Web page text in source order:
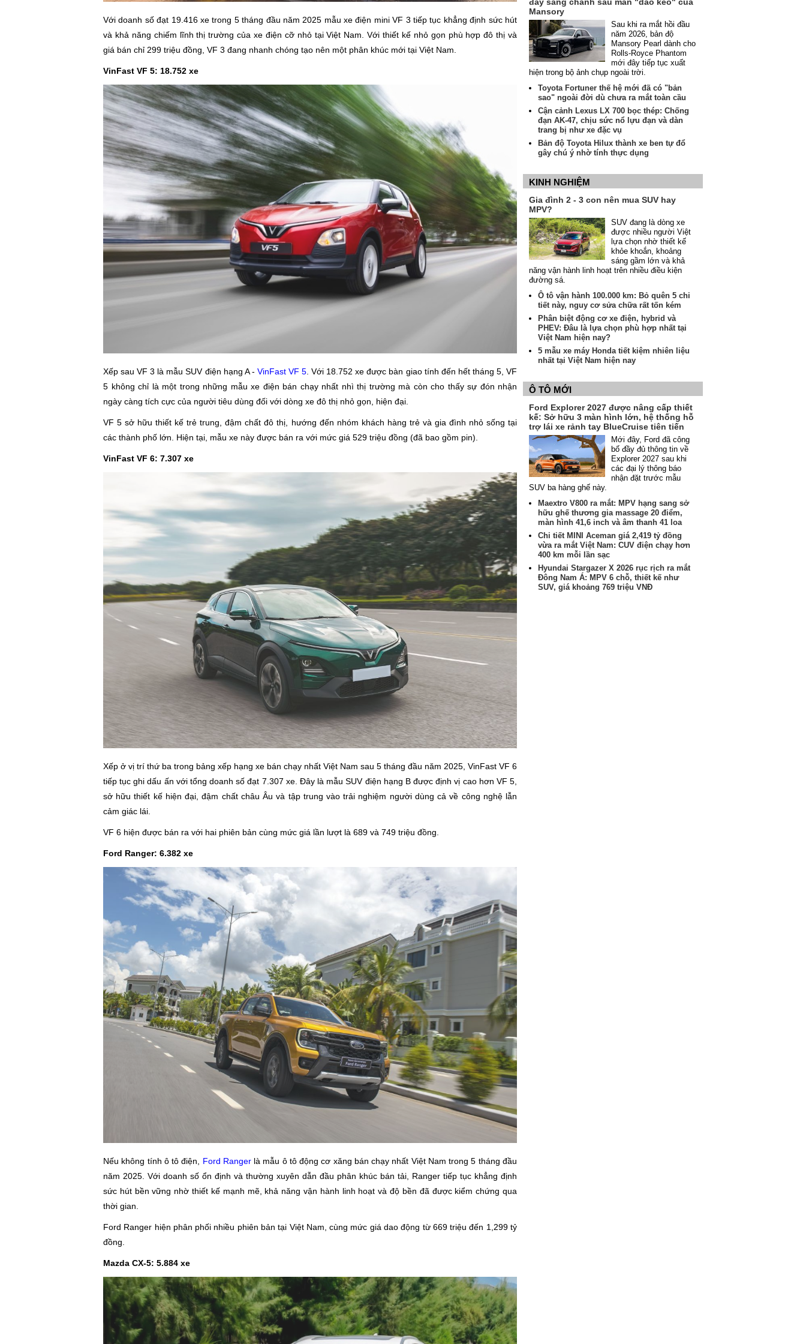
Với doanh số đạt 19.416 xe trong 5 tháng đầu năm 2025 mẫu xe điện mini VF 3 tiếp tục khẳng định sức hút
và khả năng chiếm lĩnh thị trường của xe điện cỡ nhỏ tại Việt Nam. Với thiết kế nhỏ gọn phù hợp đô thị và
giá bán chỉ 299 triệu đồng, VF 3 đang nhanh chóng tạo nên một phân khúc mới tại Việt Nam.
VinFast VF 5: 18.752 xe
Xếp sau VF 3 là mẫu SUV điện hạng A - VinFast VF 5. Với 18.752 xe được bàn giao tính đến hết tháng 5, VF
5 không chỉ là một trong những mẫu xe điện bán chạy nhất nhì thị trường mà còn cho thấy sự đón nhận
ngày càng tích cực của người tiêu dùng đối với dòng xe đô thị nhỏ gọn, hiện đại.
VF 5 sở hữu thiết kế trẻ trung, đậm chất đô thị, hướng đến nhóm khách hàng trẻ và gia đình nhỏ sống tại
các thành phố lớn. Hiện tại, mẫu xe này được bán ra với mức giá 529 triệu đồng (đã bao gồm pin).
VinFast VF 6: 7.307 xe
Xếp ở vị trí thứ ba trong bảng xếp hạng xe bán chạy nhất Việt Nam sau 5 tháng đầu năm 2025, VinFast VF 6
tiếp tục ghi dấu ấn với tổng doanh số đạt 7.307 xe. Đây là mẫu SUV điện hạng B được định vị cao hơn VF 5,
sở hữu thiết kế hiện đại, đậm chất châu Âu và tập trung vào trải nghiệm người dùng cả về công nghệ lẫn
cảm giác lái.
VF 6 hiện được bán ra với hai phiên bản cùng mức giá lần lượt là 689 và 749 triệu đồng.
Ford Ranger: 6.382 xe
Nếu không tính ô tô điện, Ford Rangerlà mẫu ô tô động cơ xăng bán chạy nhất Việt Nam trong 5 tháng đầu
năm 2025. Với doanh số ổn định và thường xuyên dẫn đầu phân khúc bán tải, Ranger tiếp tục khẳng định
sức hút bền vững nhờ thiết kế mạnh mẽ, khả năng vận hành linh hoạt và độ bền đã được kiểm chứng qua
thời gian.
Ford Ranger hiện phân phối nhiều phiên bản tại Việt Nam, cùng mức giá dao động từ 669 triệu đến 1,299 tỷ
đồng.
Mazda CX-5: 5.884 xe
Mansory
Sau khi ra mắt hồi đầu
năm 2026, bản độ
Mansory Pearl dành cho
Rolls-Royce Phantom
mới đây tiếp tục xuất
hiện trong bộ ảnh chụp ngoài trời.
Toyota Fortuner thế hệ mới đã có "bản
sao" ngoài đời dù chưa ra mắt toàn cầu
Cận cảnh Lexus LX 700 bọc thép: Chống
đạn AK-47, chịu sức nổ lựu đạn và dàn
trang bị như xe đặc vụ
Bản độ Toyota Hilux thành xe ben tự đổ
gây chú ý nhờ tính thực dụng
KINH NGHIỆM
Gia đình 2 - 3 con nên mua SUV hay
MPV?
SUV đang là dòng xe
được nhiều người Việt
lựa chọn nhờ thiết kế
khỏe khoắn, khoảng
sáng gầm lớn và khả
năng vận hành linh hoạt trên nhiều điều kiện
đường sá.
Ô tô vận hành 100.000 km: Bỏ quên 5 chi
tiết này, nguy cơ sửa chữa rất tốn kém
Phân biệt động cơ xe điện, hybrid và
PHEV: Đâu là lựa chọn phù hợp nhất tại
Việt Nam hiện nay?
5 mẫu xe máy Honda tiết kiệm nhiên liệu
nhất tại Việt Nam hiện nay
Ô TÔ MỚI
Ford Explorer 2027 được nâng cấp thiết
kế: Sở hữu 3 màn hình lớn, hệ thống hỗ
trợ lái xe rảnh tay BlueCruise tiên tiến
Mới đây, Ford đã công
bố đầy đủ thông tin về
Explorer 2027 sau khi
các đại lý thông báo
nhận đặt trước mẫu
SUV ba hàng ghế này.
Maextro V800 ra mắt: MPV hạng sang sở
hữu ghế thương gia massage 20 điểm,
màn hình 41,6 inch và âm thanh 41 loa
Chi tiết MINI Aceman giá 2,419 tỷ đồng
vừa ra mắt Việt Nam: CUV điện chạy hơn
400 km mỗi lần sạc
Hyundai Stargazer X 2026 rục rịch ra mắt
Đông Nam Á: MPV 6 chỗ, thiết kế như
SUV, giá khoảng 769 triệu VNĐ